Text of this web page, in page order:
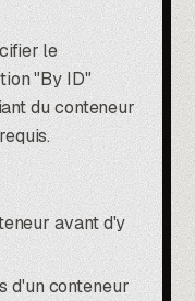
le
"By ID"
du conteneur
avant d'y
d'un conteneur